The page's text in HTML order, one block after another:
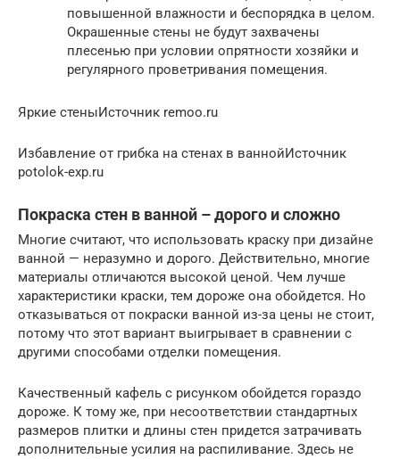
повышенной влажности и беспорядка в целом.
Окрашенные стены не будут захвачены
плесенью при условии опрятности хозяйки и
регулярного проветривания помещения.
Яркие стеныИсточник remoo.ru
Избавление от грибка на стенах в ваннойИсточник
potolok-exp.ru
Покраска стен в ванной – дорого и сложно
Многие считают, что использовать краску при дизайне
ванной — неразумно и дорого. Действительно, многие
материалы отличаются высокой ценой. Чем лучше
характеристики краски, тем дороже она обойдется. Но
отказываться от покраски ванной из-за цены не стоит,
потому что этот вариант выигрывает в сравнении с
другими способами отделки помещения.
Качественный кафель с рисунком обойдется гораздо
дороже. К тому же, при несоответствии стандартных
размеров плитки и длины стен придется затрачивать
дополнительные усилия на распиливание. Здесь не